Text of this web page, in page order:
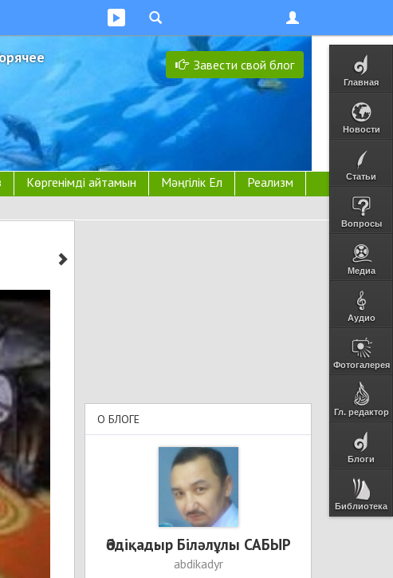
Главная
Новости
Статьи
Вопросы
Медиа
Аудио
Фотогалерея
Гл. редактор
Блоги
Библиотека
Завести свой блог
Көргенімді айтамын Мәңгілік Ел
Реализм
О БЛОГЕ
Әбдіқадыр Біләлұлы САБЫР
abdikadyr